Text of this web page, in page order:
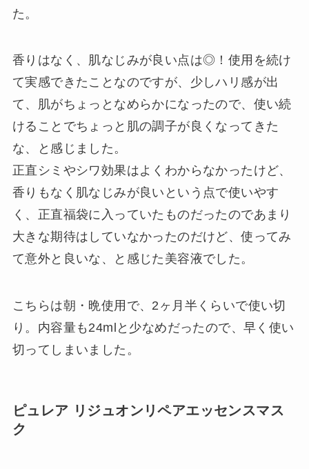
た。
香りはなく、肌なじみが良い点は◎！使用を続け
て実感できたことなのですが、少しハリ感が出
て、肌がちょっとなめらかになったので、使い続
けることでちょっと肌の調子が良くなってきた
な、と感じました。
正直シミやシワ効果はよくわからなかったけど、
香りもなく肌なじみが良いという点で使いやす
く、正直福袋に入っていたものだったのであまり
大きな期待はしていなかったのだけど、使ってみ
て意外と良いな、と感じた美容液でした。
こちらは朝・晩使用で、2ヶ月半くらいで使い切
り。内容量も24mlと少なめだったので、早く使い
切ってしまいました。
ピュレア リジュオンリペアエッセンスマス
ク